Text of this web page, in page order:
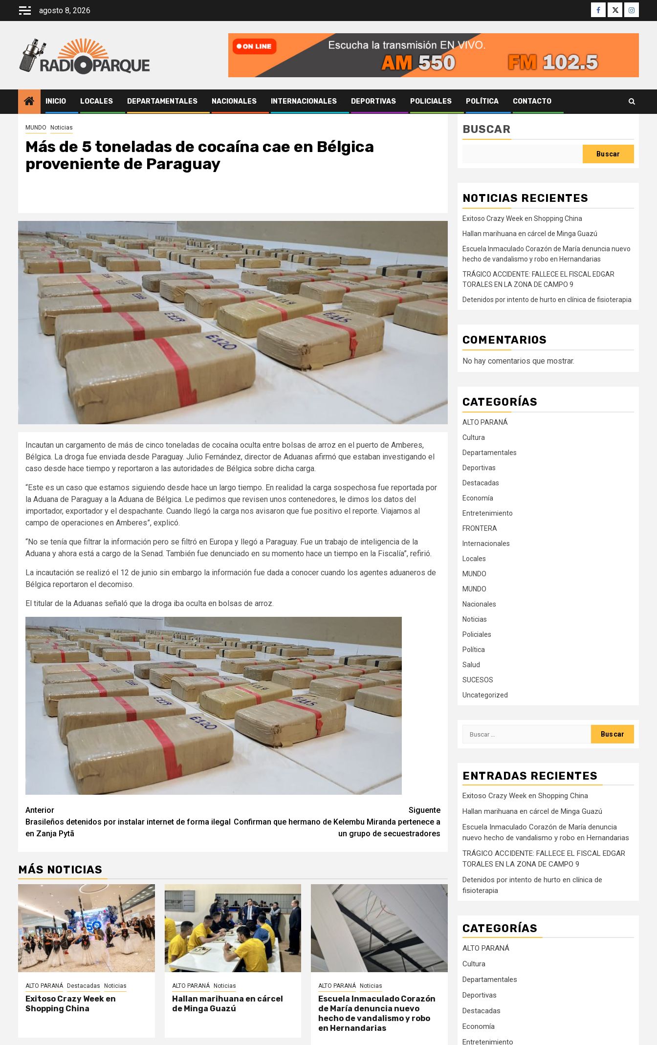
agosto 8, 2026 Facebook
Twitter
INICIO LOCALES DEPARTAMENTALES NACIONALES INTERNACIONALES DEPORTIVAS POLICIALES POLÍTICA CONTACTO
MUNDO Noticias
Más de 5 toneladas de cocaína cae en Bélgica
proveniente de Paraguay
Incautan un cargamento de más de cinco toneladas de cocaína oculta entre bolsas de arroz en el puerto de Amberes,
Bélgica. La droga fue enviada desde Paraguay. Julio Fernández, director de Aduanas afirmó que estaban investigando el
caso desde hace tiempo y reportaron a las autoridades de Bélgica sobre dicha carga.
“Este es un caso que estamos siguiendo desde hace un largo tiempo. En realidad la carga sospechosa fue reportada por
la Aduana de Paraguay a la Aduana de Bélgica. Le pedimos que revisen unos contenedores, le dimos los datos del
importador, exportador y el despachante. Cuando llegó la carga nos avisaron que fue positivo el reporte. Viajamos al
campo de operaciones en Amberes”, explicó.
“No se tenía que filtrar la información pero se filtró en Europa y llegó a Paraguay. Fue un trabajo de inteligencia de la
Aduana y ahora está a cargo de la Senad. También fue denunciado en su momento hace un tiempo en la Fiscalía”, refirió.
La incautación se realizó el 12 de junio sin embargo la información fue dada a conocer cuando los agentes aduaneros de
Bélgica reportaron el decomiso.
El titular de la Aduanas señaló que la droga iba oculta en bolsas de arroz.
Navegación
de
Anterior
Brasileños detenidos por instalar internet de forma ilegal
en Zanja Pytã
Siguente
Confirman que hermano de Kelembu Miranda pertenece a
un grupo de secuestradores
MÁS NOTICIAS
ALTO PARANÁ Destacadas Noticias
Exitoso Crazy Week en
Shopping China
ALTO PARANÁ Noticias
Hallan marihuana en cárcel
de Minga Guazú
ALTO PARANÁ Noticias
Escuela Inmaculado Corazón
de María denuncia nuevo
hecho de vandalismo y robo
en Hernandarias
BUSCAR
Buscar
NOTICIAS RECIENTES
Exitoso Crazy Week en Shopping China
Hallan marihuana en cárcel de Minga Guazú
Escuela Inmaculado Corazón de María denuncia nuevo
hecho de vandalismo y robo en Hernandarias
TRÁGICO ACCIDENTE: FALLECE EL FISCAL EDGAR
TORALES EN LA ZONA DE CAMPO 9
Detenidos por intento de hurto en clínica de fisioterapia
COMENTARIOS
No hay comentarios que mostrar.
CATEGORÍAS
ALTO PARANÁ
Cultura
Departamentales
Deportivas
Destacadas
Economía
Entretenimiento
FRONTERA
Internacionales
Locales
MUNDO
MUNDO
Nacionales
Noticias
Policiales
Política
Salud
SUCESOS
Uncategorized
Buscar:
ENTRADAS RECIENTES
Exitoso Crazy Week en Shopping China
Hallan marihuana en cárcel de Minga Guazú
Escuela Inmaculado Corazón de María denuncia
nuevo hecho de vandalismo y robo en Hernandarias
TRÁGICO ACCIDENTE: FALLECE EL FISCAL EDGAR
TORALES EN LA ZONA DE CAMPO 9
Detenidos por intento de hurto en clínica de
fisioterapia
CATEGORÍAS
ALTO PARANÁ
Cultura
Departamentales
Deportivas
Destacadas
Economía
Entretenimiento